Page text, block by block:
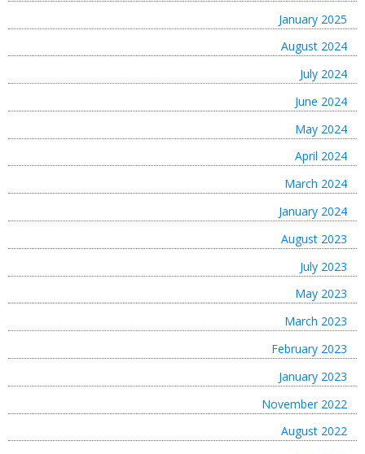
January 2025
August 2024
July 2024
June 2024
May 2024
April 2024
March 2024
January 2024
August 2023
July 2023
May 2023
March 2023
February 2023
January 2023
November 2022
August 2022